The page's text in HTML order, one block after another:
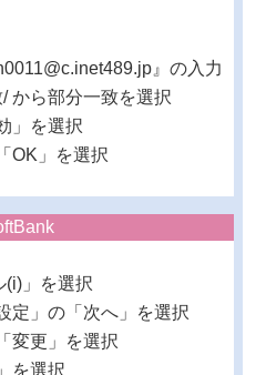
』の入力
から部分一致を選択
」を選択
OK」を選択
(i)」を選択
定」の「次へ」を選択
変更」を選択
を選択